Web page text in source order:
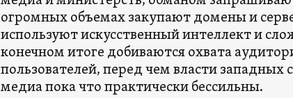
огромных объемах закупают домены и
используют искусственный интеллект и
конечном итоге добиваются охвата
пользователей, перед чем власти
медиа пока что практически бессильны.